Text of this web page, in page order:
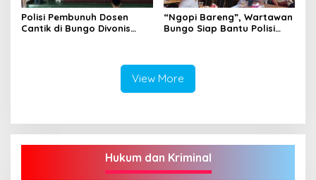
Polisi Pembunuh Dosen
Cantik di Bungo Divonis
“Ngopi Bareng”, Wartawan
Bungo Siap Bantu Polisi
View More
Hukum dan Kriminal